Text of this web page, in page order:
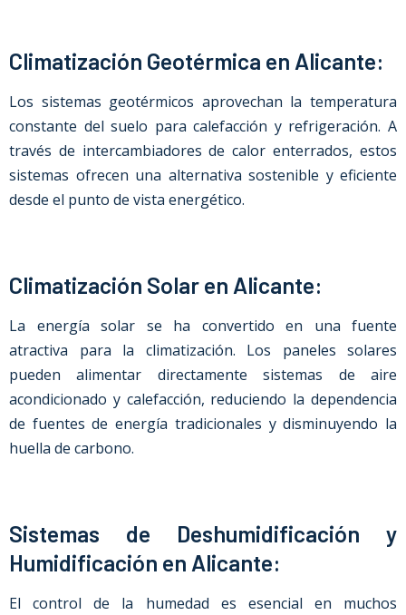
Climatización Geotérmica en Alicante:
Los sistemas geotérmicos aprovechan la temperatura
constante del suelo para calefacción y refrigeración. A
través de intercambiadores de calor enterrados, estos
sistemas ofrecen una alternativa sostenible y eficiente
desde el punto de vista energético.
Climatización Solar en Alicante:
La energía solar se ha convertido en una fuente
atractiva para la climatización. Los paneles solares
pueden alimentar directamente sistemas de aire
acondicionado y calefacción, reduciendo la dependencia
de fuentes de energía tradicionales y disminuyendo la
huella de carbono.
Sistemas de Deshumidificación y
Humidificación en Alicante:
El control de la humedad es esencial en muchos